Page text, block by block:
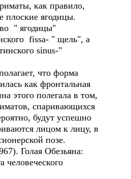
как правило,
плоские ягодицы.
" ягодицы"
fissa- " щель", а
sinus-"
что форма
как фронтальная
этого полегала в том,
спаривающихся
будут успешно
лицом к лицу, в
позе.
Голая Обезьяна:
человеческого